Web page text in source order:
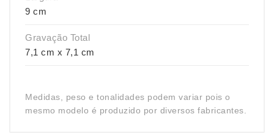
9 cm
Gravação Total
7,1 cm x 7,1 cm
Medidas, peso e tonalidades podem variar pois o
mesmo modelo é produzido por diversos fabricantes.